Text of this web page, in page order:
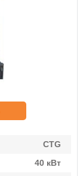
CTG
40 кВт